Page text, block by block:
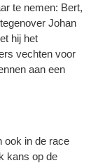
te nemen: Bert,
Johan
hij het
vechten voor
aan een
ook in de race
kans op de